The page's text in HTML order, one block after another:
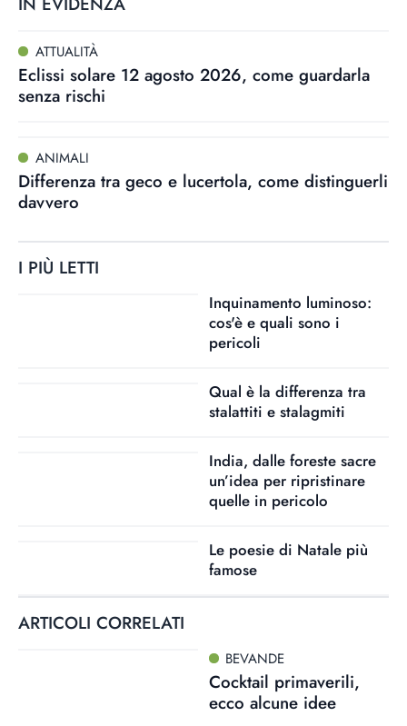
ATTUALITÀ
Eclissi solare 12 agosto 2026, come guardarla
senza rischi
ANIMALI
Differenza tra geco e lucertola, come distinguerli
davvero
I PIÙ LETTI
Inquinamento luminoso:
cos'è e quali sono i
pericoli
Qual è la differenza tra
stalattiti e stalagmiti
India, dalle foreste sacre
un’idea per ripristinare
quelle in pericolo
Le poesie di Natale più
famose
ARTICOLI CORRELATI
BEVANDE
Cocktail primaverili,
ecco alcune idee